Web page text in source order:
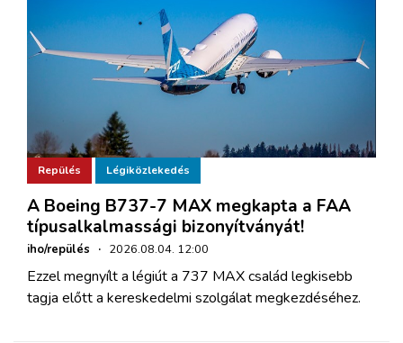
Repülés Légiközlekedés
A Boeing B737-7 MAX megkapta a FAA
típusalkalmassági bizonyítványát!
iho/repülés · 2026.08.04. 12:00
Ezzel megnyílt a légiút a 737 MAX család legkisebb
tagja előtt a kereskedelmi szolgálat megkezdéséhez.